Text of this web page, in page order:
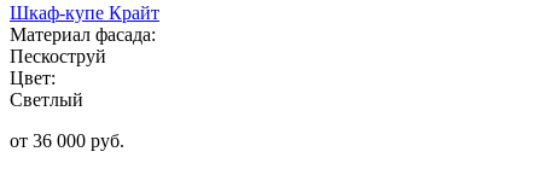
Шкаф-купе Крайт
Материал фасада:
Пескоструй
Цвет:
Светлый
от 36 000 руб.